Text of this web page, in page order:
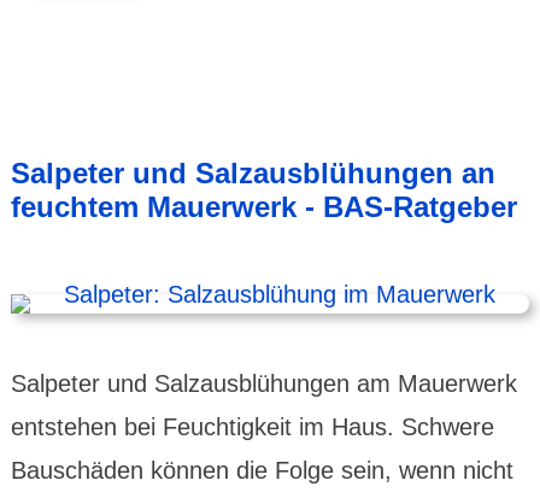
Salpeter und Salzausblühungen an
feuchtem Mauerwerk - BAS-Ratgeber
Salpeter und Salzausblühungen am Mauerwerk
entstehen bei Feuchtigkeit im Haus. Schwere
Bauschäden können die Folge sein, wenn nicht